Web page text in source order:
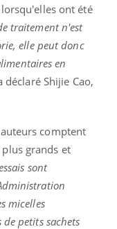
ont été
traitement n'est
elle peut donc
en
déclaré Shijie Cao,
comptent
plus grands et
sont
micelles
petits sachets